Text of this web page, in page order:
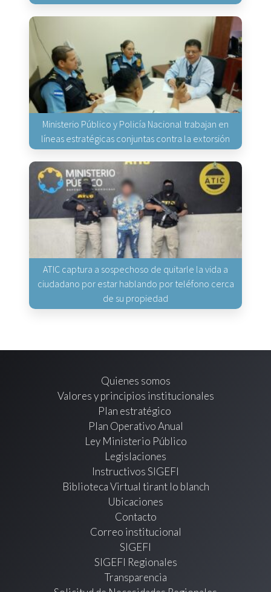
Ministerio Público y Policía Nacional trabajan en
líneas estratégicas conjuntas contra la extorsión
ATIC captura a sospechoso de quitarle la vida a
ciudadano por estar hablando por teléfono cerca
de su propiedad
Quienes somos
Valores y principios institucionales
Plan estratégico
Plan Operativo Anual
Ley Ministerio Público
Legislaciones
Instructivos SIGEFI
Biblioteca Virtual tirant lo blanch
Ubicaciones
Contacto
Correo institucional
SIGEFI
SIGEFI Regionales
Transparencia